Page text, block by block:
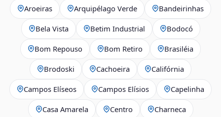
Aroeiras Arquipélago Verde Bandeirinhas
Bela Vista Betim Industrial Bodocó
Bom Repouso Bom Retiro Brasiléia
Brodoski Cachoeira Califórnia
Campos Elíseos Campos Elísios Capelinha
Casa Amarela Centro Charneca